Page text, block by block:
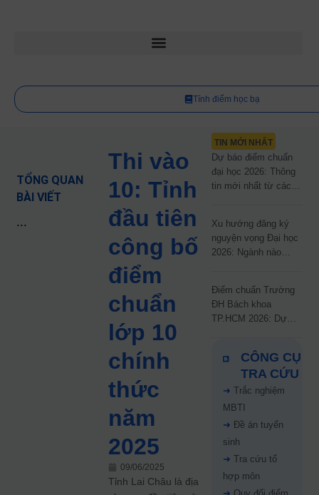
Tính điểm học bạ
TỔNG QUAN
BÀI VIẾT
...
Thi vào
10: Tỉnh
đầu tiên
công bố
điểm
chuẩn
lớp 10
chính
thức
năm
2025
09/06/2025
Tỉnh Lai Châu là địa
TIN MỚI NHẤT
Dự báo điểm chuẩn
đại học 2026: Thông
tin mới nhất từ các
Xu hướng đăng ký
nguyện vọng Đại học
2026: Ngành nào
Điểm chuẩn Trường
ĐH Bách khoa
TP.HCM 2026: Dự
67%
CÔNG CỤ
TRA CỨU
➜ Trắc nghiệm
MBTI
➜ Đề án tuyển
sinh
➜ Tra cứu tổ
hợp môn